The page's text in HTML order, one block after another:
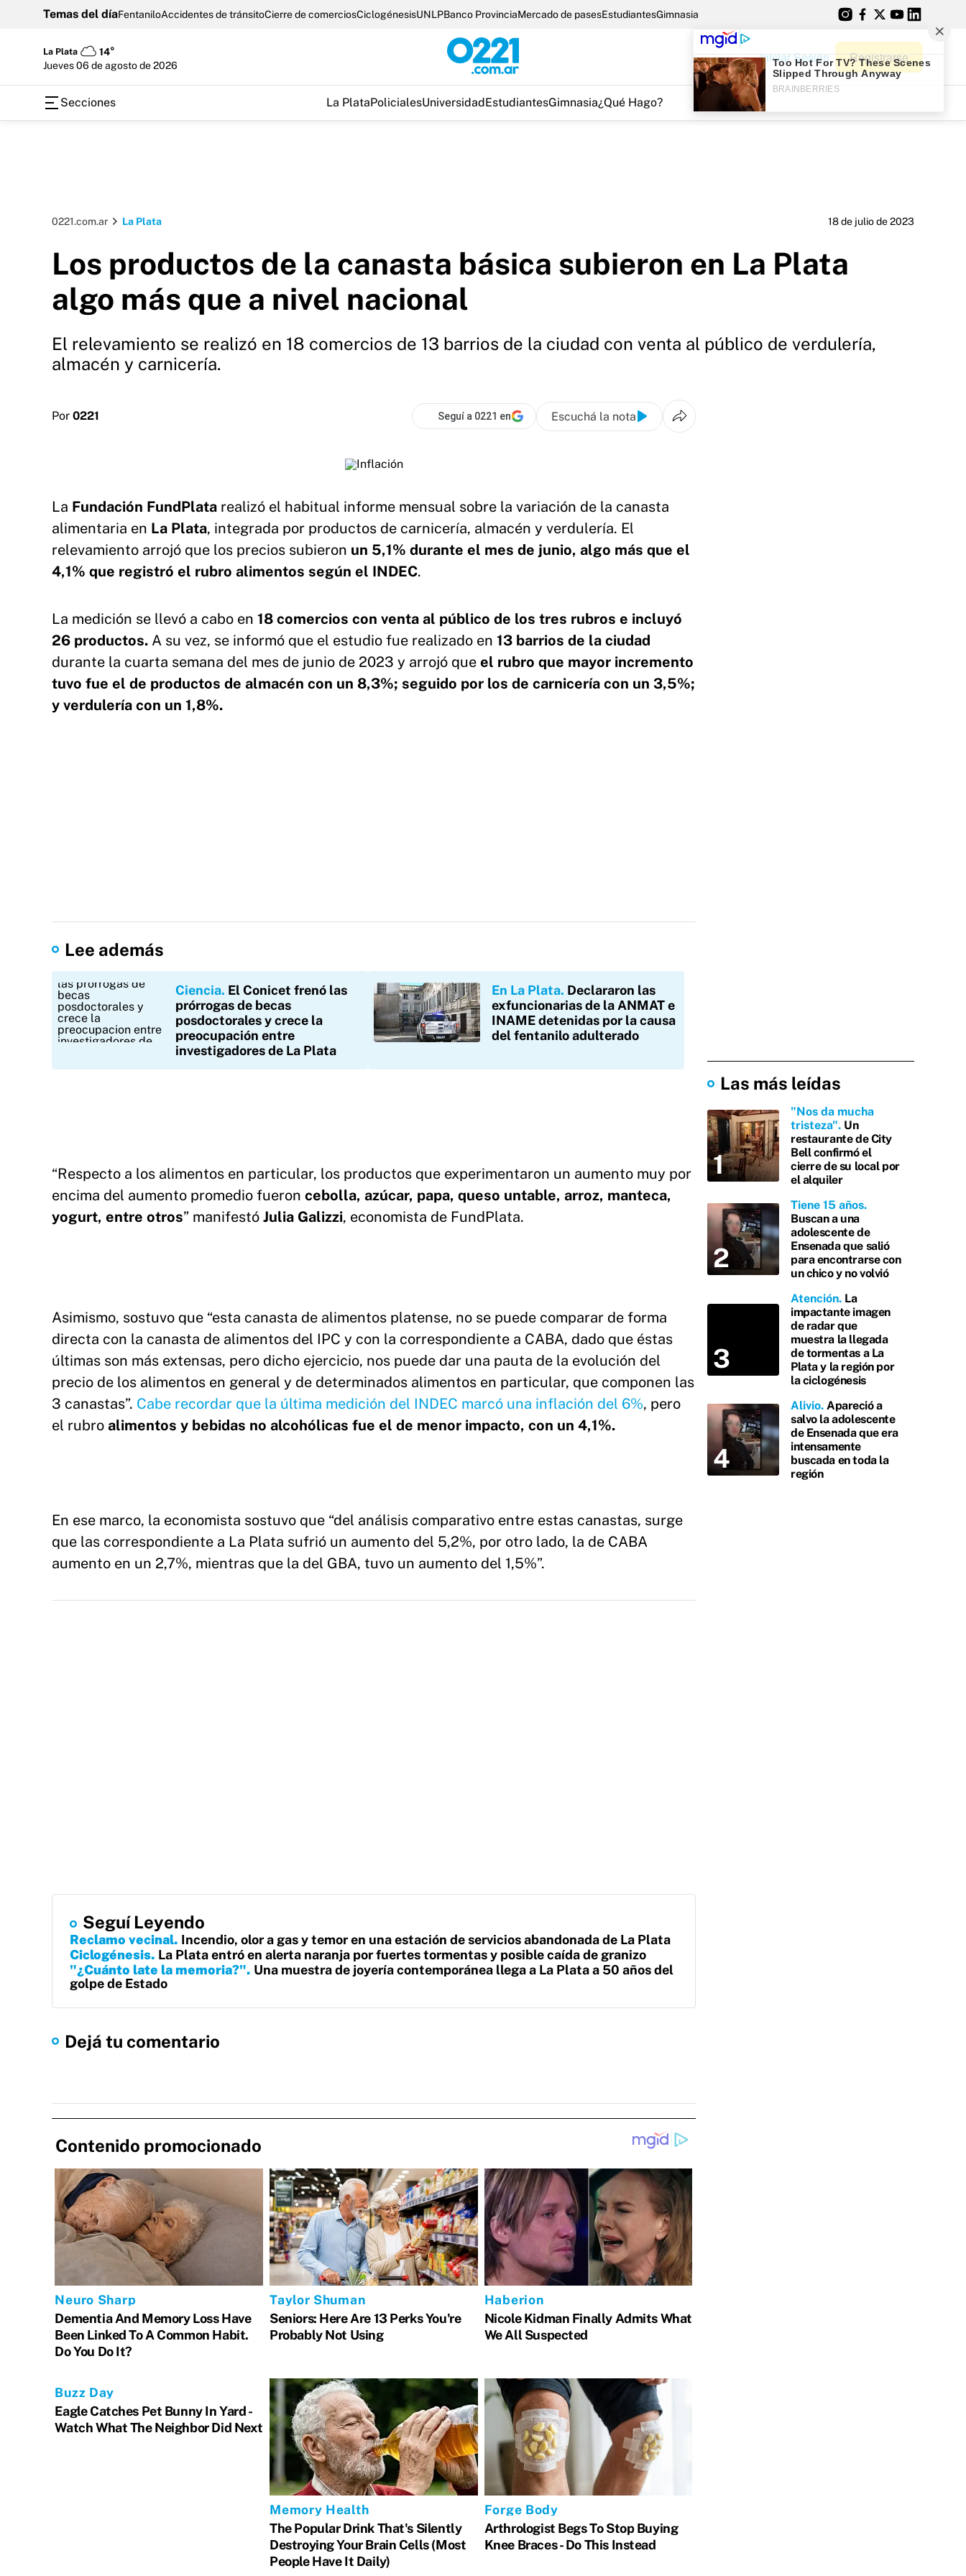
Temas del díaFentaniloAccidentes de tránsitoCierre de comerciosCiclogénesisUNLPBanco ProvinciaMercado de pasesEstudiantesGimnasia
La Plata
14°
jueves 06 de agosto de 2026
Iniciar Sesión Registrarse
Secciones La PlataPolicialesUniversidadEstudiantesGimnasia¿Qué Hago?
0221.com.ar La Plata 18 de julio de 2023
Los productos de la canasta básica subieron en La Plata
algo más que a nivel nacional
El relevamiento se realizó en 18 comercios de 13 barrios de la ciudad con venta al público de verdulería,
almacén y carnicería.
Por 0221 Seguí a 0221 en Escuchá la nota
La Fundación FundPlata realizó el habitual informe mensual sobre la variación de la canasta
alimentaria en La Plata, integrada por productos de carnicería, almacén y verdulería. El
relevamiento arrojó que los precios subieron un 5,1% durante el mes de junio, algo más que el
4,1% que registró el rubro alimentos según el INDEC.
La medición se llevó a cabo en 18 comercios con venta al público de los tres rubros e incluyó
26 productos. A su vez, se informó que el estudio fue realizado en 13 barrios de la ciudad
durante la cuarta semana del mes de junio de 2023 y arrojó que el rubro que mayor incremento
tuvo fue el de productos de almacén con un 8,3%; seguido por los de carnicería con un 3,5%;
y verdulería con un 1,8%.
Lee además
Ciencia El Conicet frenó las
prórrogas de becas
posdoctorales y crece la
preocupación entre
investigadores de La Plata
En La Plata Declararon las
exfuncionarias de la ANMAT e
INAME detenidas por la causa
del fentanilo adulterado
“Respecto a los alimentos en particular, los productos que experimentaron un aumento muy por
encima del aumento promedio fueron cebolla, azúcar, papa, queso untable, arroz, manteca,
yogurt, entre otros” manifestó Julia Galizzi, economista de FundPlata.
Asimismo, sostuvo que “esta canasta de alimentos platense, no se puede comparar de forma
directa con la canasta de alimentos del IPC y con la correspondiente a CABA, dado que éstas
últimas son más extensas, pero dicho ejercicio, nos puede dar una pauta de la evolución del
precio de los alimentos en general y de determinados alimentos en particular, que componen las
3 canastas”. Cabe recordar que la última medición del INDEC marcó una inflación del 6%, pero
el rubro alimentos y bebidas no alcohólicas fue el de menor impacto, con un 4,1%.
En ese marco, la economista sostuvo que “del análisis comparativo entre estas canastas, surge
que las correspondiente a La Plata sufrió un aumento del 5,2%, por otro lado, la de CABA
aumento en un 2,7%, mientras que la del GBA, tuvo un aumento del 1,5%”.
Seguí Leyendo
Reclamo vecinal Incendio, olor a gas y temor en una estación de servicios abandonada de La Plata
Ciclogénesis La Plata entró en alerta naranja por fuertes tormentas y posible caída de granizo
"¿Cuánto late la memoria?" Una muestra de joyería contemporánea llega a La Plata a 50 años del
golpe de Estado
Dejá tu comentario
Las más leídas
"Nos da mucha
tristeza" Un
restaurante de City
Bell confirmó el
cierre de su local por
el alquiler
Tiene 15 años
Buscan a una
adolescente de
Ensenada que salió
para encontrarse con
un chico y no volvió
Atención La
impactante imagen
de radar que
muestra la llegada
de tormentas a La
Plata y la región por
la ciclogénesis
Alivio Apareció a
salvo la adolescente
de Ensenada que era
intensamente
buscada en toda la
región